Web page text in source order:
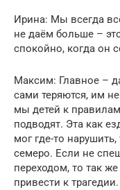
Ирина: Мы всегда
не даём больше –
спокойно, когда он
Максим: Главное –
сами теряются, им
мы детей к
подводят. Эта как
мог где-то
семеро. Если не
переходом, то так
привести к